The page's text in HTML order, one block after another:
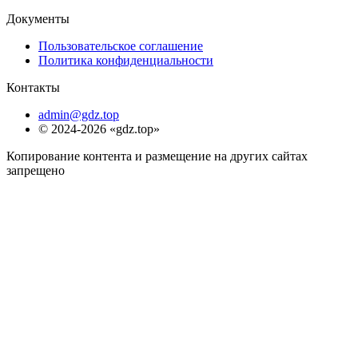
Документы
Пользовательское соглашение
Политика конфиденциальности
Контакты
admin@gdz.top
© 2024-2026 «gdz.top»
Копирование контента и размещение на других сайтах
запрещено